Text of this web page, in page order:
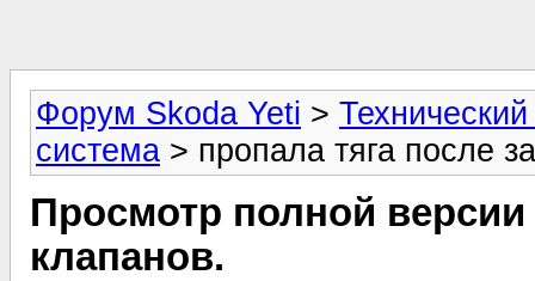
Форум Skoda Yeti >
система > пропала тяга после
Просмотр полной
клапанов.